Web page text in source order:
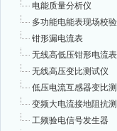
电能质量分析仪
多功能电能表现场校
钳形漏电流表
无线高低压钳形电流表
无线高压变比测试仪
低压电流互感器变比
变频大电流接地阻抗
工频验电信号发生器